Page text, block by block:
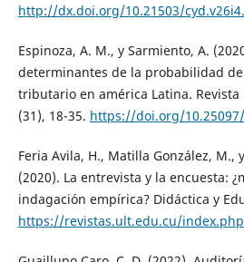
http://dx.doi.org/10.21503/
Espinoza, A. M., y Sarmiento, A.
determinantes de la probabilidad
tributario en américa Latina. Revista
(31), 18-35. https://doi.org/
Feria Avila, H., Matilla González, M.,
(2020). La entrevista y la encuesta:
indagación empírica? Didáctica y
https://revistas.ult.edu.cu/